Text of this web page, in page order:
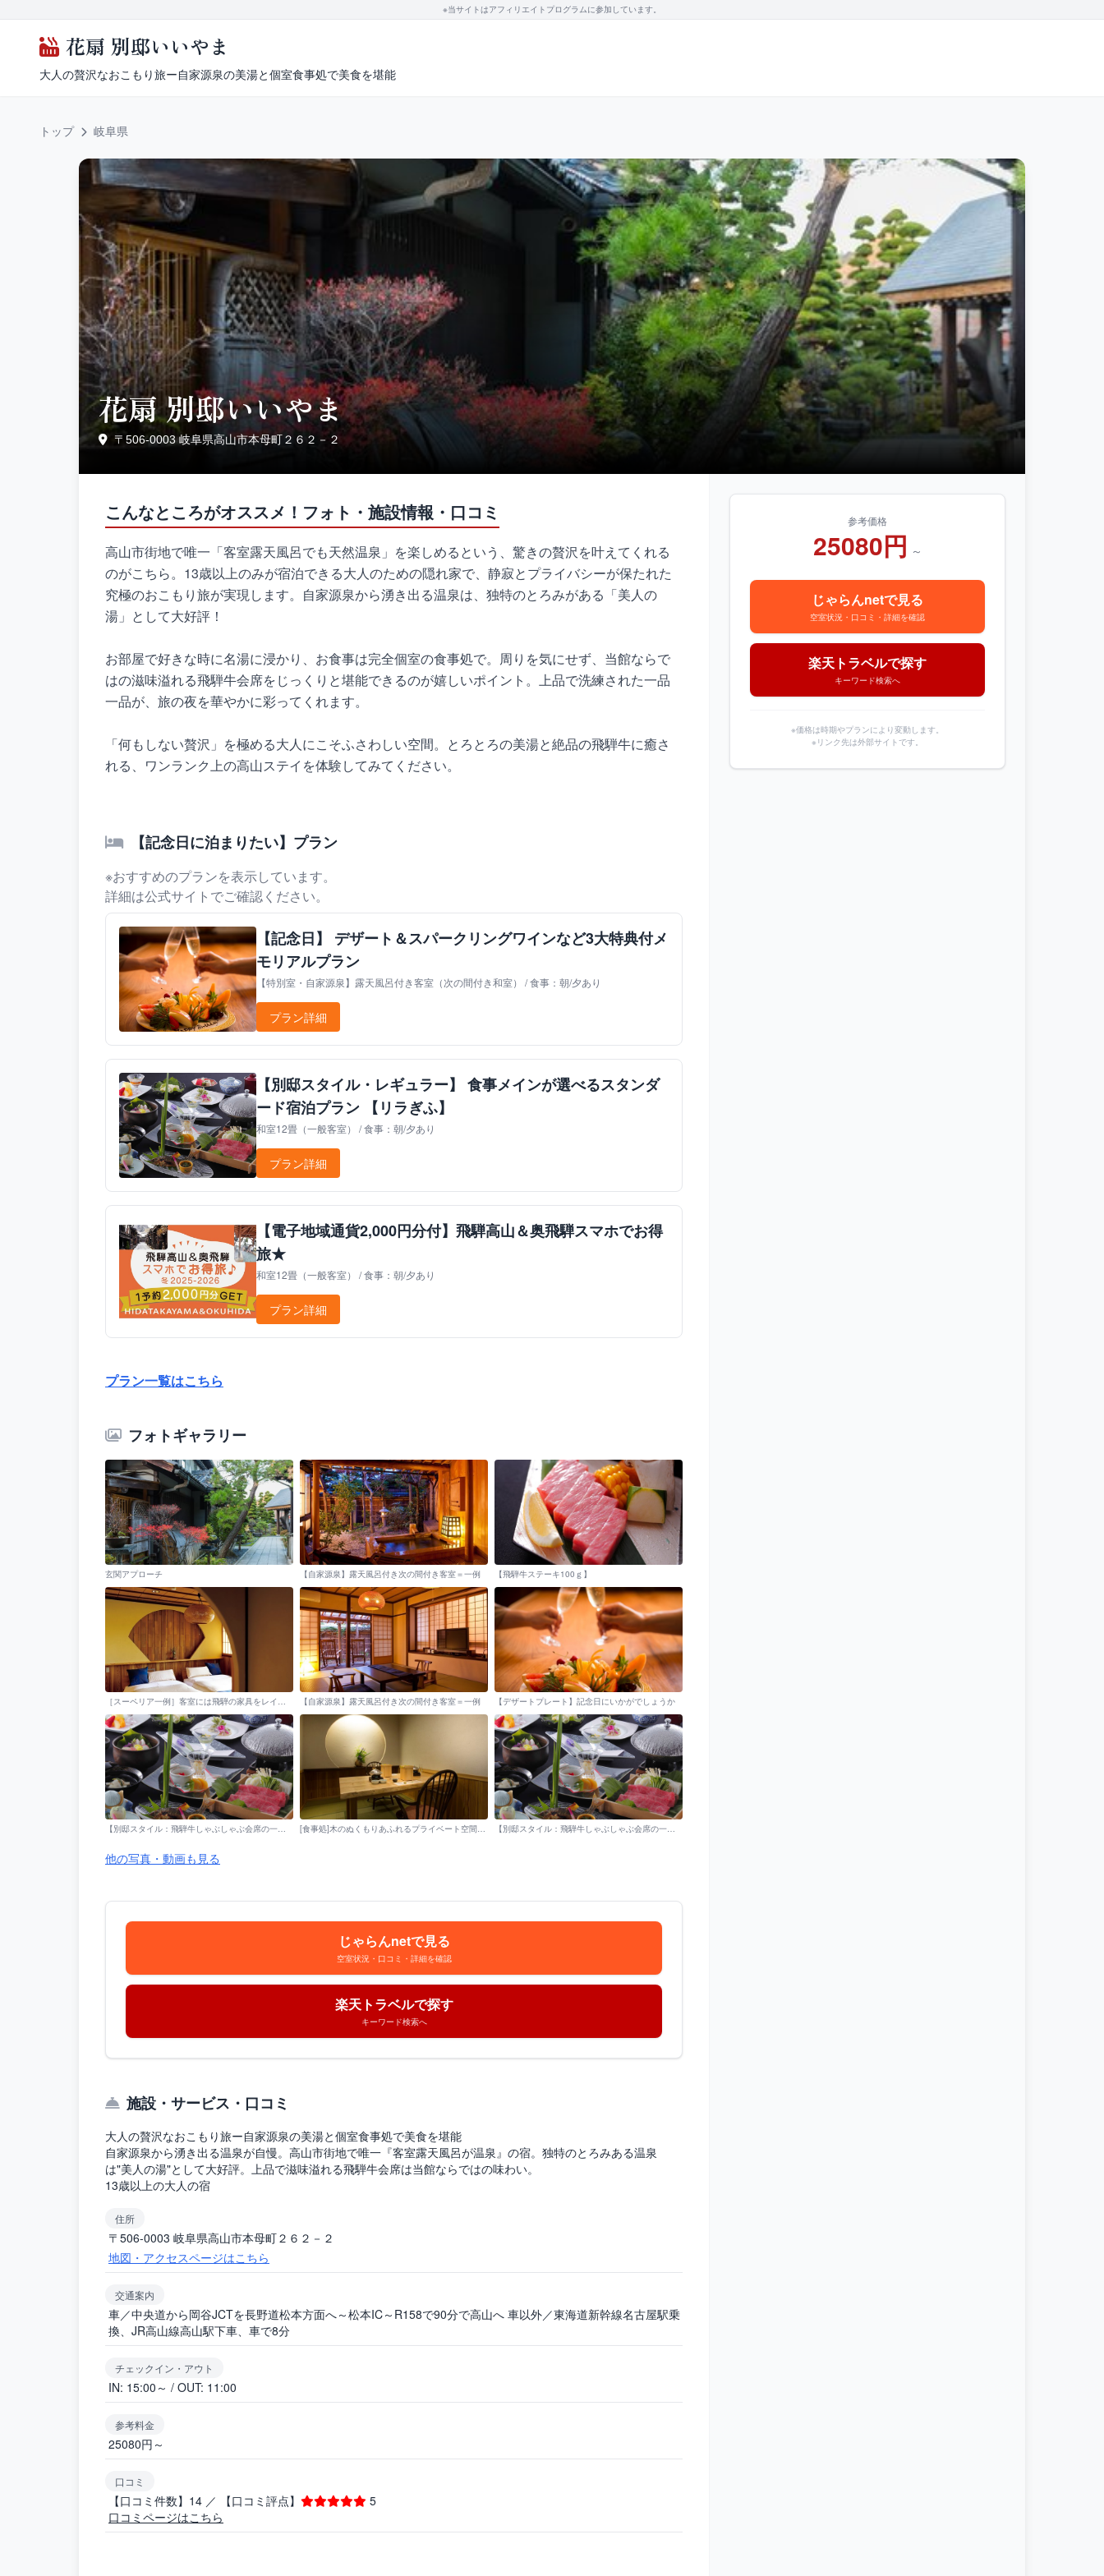
※当サイトはアフィリエイトプログラムに参加しています。
花扇 別邸いいやま
大人の贅沢なおこもり旅ー自家源泉の美湯と個室食事処で美食を堪能
トップ 岐阜県
花扇 別邸いいやま
〒506-0003 岐阜県高山市本母町２６２－２
こんなところがオススメ！フォト・施設情報・口コミ
高山市街地で唯一「客室露天風呂でも天然温泉」を楽しめるという、驚きの贅沢を叶えてくれる
のがこちら。13歳以上のみが宿泊できる大人のための隠れ家で、静寂とプライバシーが保たれた
究極のおこもり旅が実現します。自家源泉から湧き出る温泉は、独特のとろみがある「美人の
湯」として大好評！
お部屋で好きな時に名湯に浸かり、お食事は完全個室の食事処で。周りを気にせず、当館ならで
はの滋味溢れる飛騨牛会席をじっくりと堪能できるのが嬉しいポイント。上品で洗練された一品
一品が、旅の夜を華やかに彩ってくれます。
「何もしない贅沢」を極める大人にこそふさわしい空間。とろとろの美湯と絶品の飛騨牛に癒さ
れる、ワンランク上の高山ステイを体験してみてください。
【記念日に泊まりたい】プラン
※おすすめのプランを表示しています。
詳細は公式サイトでご確認ください。
【記念日】 デザート＆スパークリングワインなど3大特典付メ
モリアルプラン
【特別室・自家源泉】露天風呂付き客室（次の間付き和室） / 食事：朝/夕あり
プラン詳細
【別邸スタイル・レギュラー】 食事メインが選べるスタンダ
ード宿泊プラン 【リラぎふ】
和室12畳（一般客室） / 食事：朝/夕あり
プラン詳細
【電子地域通貨2,000円分付】飛騨高山＆奥飛騨スマホでお得
旅★
和室12畳（一般客室） / 食事：朝/夕あり
プラン詳細
プラン一覧はこちら
フォトギャラリー
玄関アプローチ 【自家源泉】露天風呂付き次の間付き客室＝一例 【飛騨牛ステーキ100ｇ】
［スーペリア一例］客室には飛騨の家具をレイアウト。ベッドはシモンズ社のマット 【自家源泉】露天風呂付き次の間付き客室＝一例 【デザートプレート】記念日にいかがでしょうか
【別邸スタイル：飛騨牛しゃぶしゃぶ会席の一例】 [食事処]木のぬくもりあふれるプライベート空間の個室食事処 【別邸スタイル：飛騨牛しゃぶしゃぶ会席の一例】
他の写真・動画も見る
じゃらんnetで見る
空室状況・口コミ・詳細を確認
楽天トラベルで探す
キーワード検索へ
施設・サービス・口コミ
大人の贅沢なおこもり旅ー自家源泉の美湯と個室食事処で美食を堪能
自家源泉から湧き出る温泉が自慢。高山市街地で唯一『客室露天風呂が温泉』の宿。独特のとろみある温泉
は"美人の湯"として大好評。上品で滋味溢れる飛騨牛会席は当館ならではの味わい。
13歳以上の大人の宿
住所
〒506-0003 岐阜県高山市本母町２６２－２
地図・アクセスページはこちら
交通案内
車／中央道から岡谷JCTを長野道松本方面へ～松本IC～R158で90分で高山へ 車以外／東海道新幹線名古屋駅乗
換、JR高山線高山駅下車、車で8分
チェックイン・アウト
IN: 15:00～ / OUT: 11:00
参考料金
25080円～
口コミ
【口コミ件数】14 ／ 【口コミ評点】
5
口コミページはこちら
参考価格
25080円 ～
じゃらんnetで見る
空室状況・口コミ・詳細を確認
楽天トラベルで探す
キーワード検索へ
※価格は時期やプランにより変動します。
※リンク先は外部サイトです。